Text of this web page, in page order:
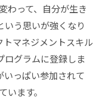
わって、自分が生き
う思いが強くなり
トマネジメントスキル
ログラムに登録しま
いっぱい参加されて
います。